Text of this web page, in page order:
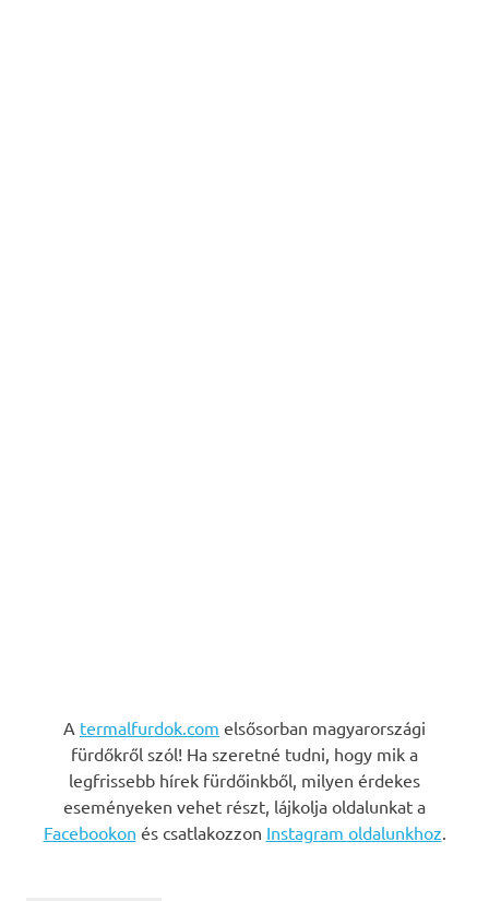
A termalfurdok.com elsősorban magyarországi
fürdőkről szól! Ha szeretné tudni, hogy mik a
legfrissebb hírek fürdőinkből, milyen érdekes
eseményeken vehet részt, lájkolja oldalunkat a
Facebookon és csatlakozzon Instagram oldalunkhoz.